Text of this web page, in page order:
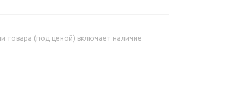
товара (под ценой) включает наличие